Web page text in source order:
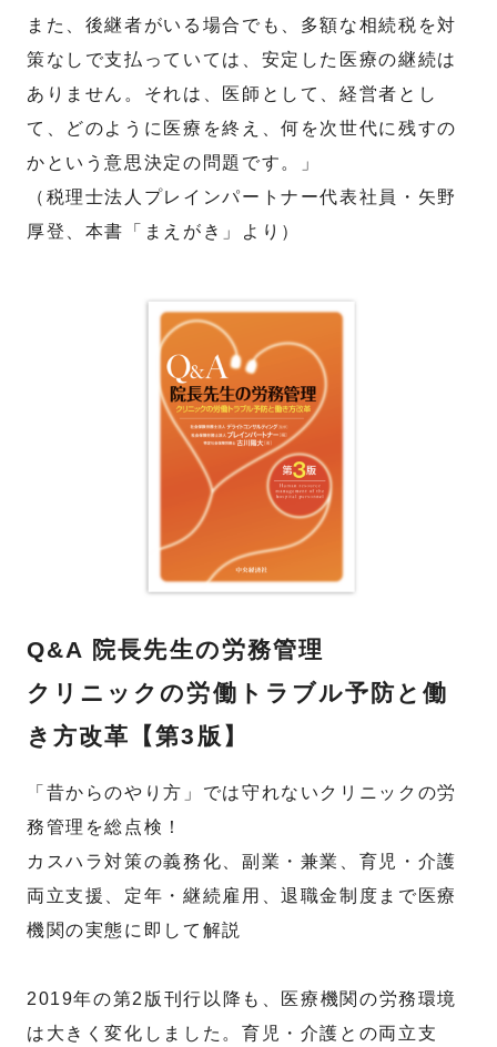
また、後継者がいる場合でも、多額な相続税を対
策なしで支払っていては、安定した医療の継続は
ありません。それは、医師として、経営者とし
て、どのように医療を終え、何を次世代に残すの
かという意思決定の問題です。」
（税理士法人プレインパートナー代表社員・矢野
厚登、本書「まえがき」より）
Q&A 院長先生の労務管理
クリニックの労働トラブル予防と働
き方改革【第3版】
「昔からのやり方」では守れないクリニックの労
務管理を総点検！
カスハラ対策の義務化、副業・兼業、育児・介護
両立支援、定年・継続雇用、退職金制度まで医療
機関の実態に即して解説
2019年の第2版刊行以降も、医療機関の労務環境
は大きく変化しました。育児・介護との両立支